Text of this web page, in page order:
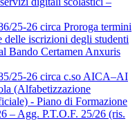
25-26 circa Proroga termini
delle iscrizioni degli studenti
Bando Certamen Anxuris
25-26 circa c.so AICA–AI
(Alfabetizzazione
- Piano di Formazione
– Agg. P.T.O.F. 25/26 (ris.